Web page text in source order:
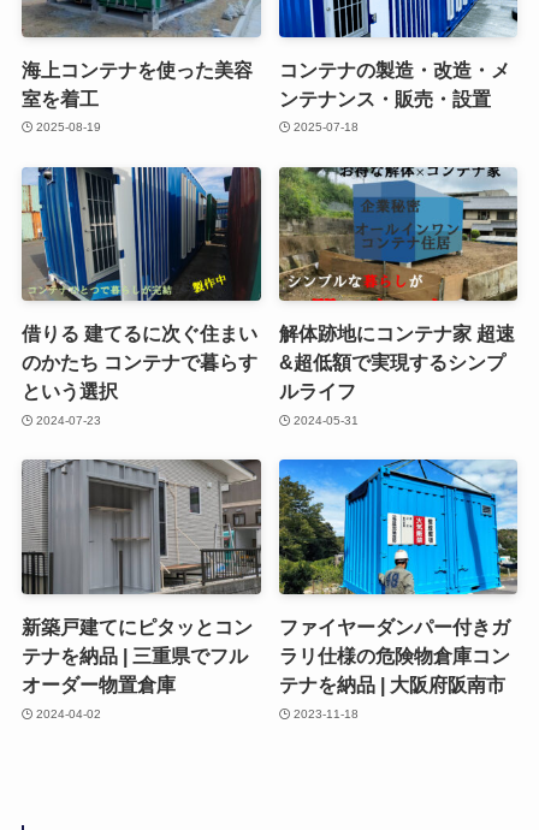
海上コンテナを使った美容
室を着工
2025-08-19
コンテナの製造・改造・メ
ンテナンス・販売・設置
2025-07-18
借りる 建てるに次ぐ住まい
のかたち コンテナで暮らす
という選択
2024-07-23
解体跡地にコンテナ家 超速
&超低額で実現するシンプ
ルライフ
2024-05-31
新築戸建てにピタッとコン
テナを納品 | 三重県でフル
オーダー物置倉庫
2024-04-02
ファイヤーダンパー付きガ
ラリ仕様の危険物倉庫コン
テナを納品 | 大阪府阪南市
2023-11-18